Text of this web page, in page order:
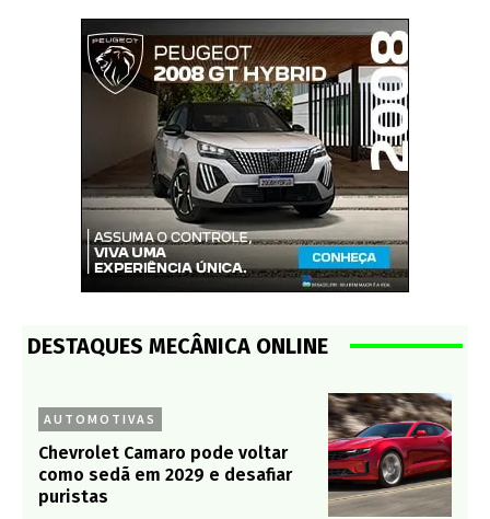
DESTAQUES MECÂNICA ONLINE
AUTOMOTIVAS
Chevrolet Camaro pode voltar
como sedã em 2029 e desafiar
puristas